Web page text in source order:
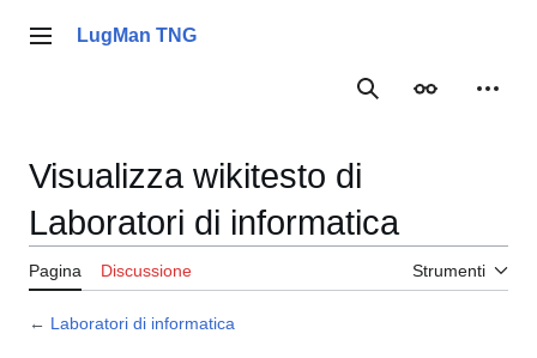
Menu principale
LugMan TNG
RicercaAspetto
Visualizza wikitesto di
Laboratori di informatica
Pagina Discussione Strumenti
← Laboratori di informatica